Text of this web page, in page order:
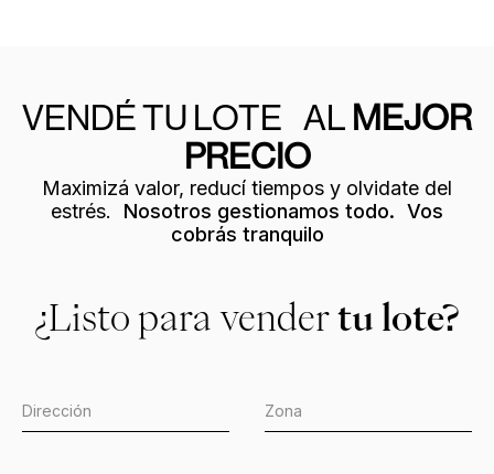
VENDÉ TU LOTE AL MEJOR
PRECIO
Maximizá valor, reducí tiempos y olvidate del
estrés. Nosotros gestionamos todo. Vos
cobrás tranquilo
¿Listo para vender tu lote?